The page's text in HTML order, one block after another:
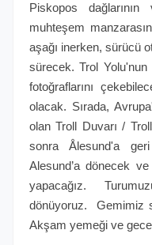
Piskopos
muhteşem
aşağı inerken, sürücü
sürecek. Trol Yolu'nun
fotoğraflarını
olacak. Sırada,
olan Troll Duvarı /
sonra Ålesund'a
Alesund’a dönecek
yapacağız.
dönüyoruz. Gemimiz
Akşam yemeği ve